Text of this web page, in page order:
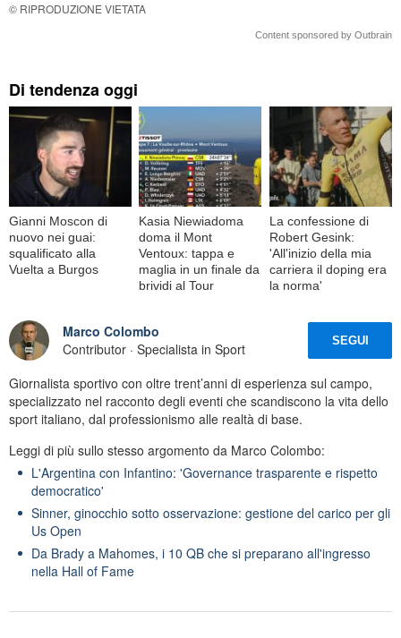
© RIPRODUZIONE VIETATA
Content sponsored by Outbrain
Di tendenza oggi
Gianni Moscon di
nuovo nei guai:
squalificato alla
Vuelta a Burgos
Kasia Niewiadoma
doma il Mont
Ventoux: tappa e
maglia in un finale da
brividi al Tour
La confessione di
Robert Gesink:
'All'inizio della mia
carriera il doping era
la norma'
Marco Colombo
Contributor · Specialista in Sport
SEGUI
Giornalista sportivo con oltre trent’anni di esperienza sul campo,
specializzato nel racconto degli eventi che scandiscono la vita dello
sport italiano, dal professionismo alle realtà di base.
Leggi di più sullo stesso argomento da Marco Colombo:
L'Argentina con Infantino: 'Governance trasparente e rispetto
democratico'
Sinner, ginocchio sotto osservazione: gestione del carico per gli
Us Open
Da Brady a Mahomes, i 10 QB che si preparano all'ingresso
nella Hall of Fame